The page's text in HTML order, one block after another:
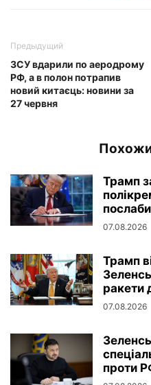
Предыдущий
ЗСУ вдарили по аеродрому
РФ, а в полон потрапив
новий китаєць: новини за
27 червня
Трамп
07.08.2026
Трамп
ракети
07.08.2026
проти